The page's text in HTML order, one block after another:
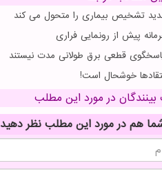
تشخیص بیماری را متحول می کند
پیش از رونمایی فراری
قطعی برق طولانی مدت نیستند
خوشحال است!
بینندگان در مورد این مطلب
هم در مورد این مطلب نظر دهید